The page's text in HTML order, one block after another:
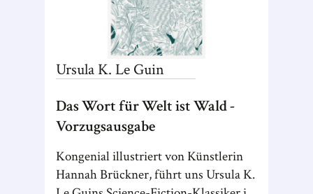
Ursula K. Le Guin
Das Wort für Welt ist Wald -
Vorzugsausgabe
Kongenial illustriert von Künstlerin
Hannah Brückner, führt uns Ursula K.